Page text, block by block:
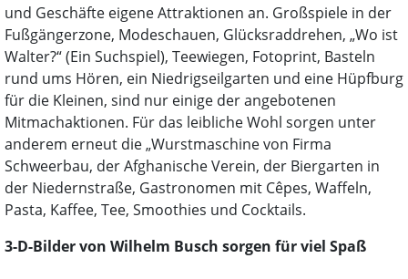
und Geschäfte eigene Attraktionen an. Großspiele in der
Fußgängerzone, Modeschauen, Glücksraddrehen, „Wo ist
Walter?“ (Ein Suchspiel), Teewiegen, Fotoprint, Basteln
rund ums Hören, ein Niedrigseilgarten und eine Hüpfburg
für die Kleinen, sind nur einige der angebotenen
Mitmachaktionen. Für das leibliche Wohl sorgen unter
anderem erneut die „Wurstmaschine von Firma
Schweerbau, der Afghanische Verein, der Biergarten in
der Niedernstraße, Gastronomen mit Cêpes, Waffeln,
Pasta, Kaffee, Tee, Smoothies und Cocktails.
3-D-Bilder von Wilhelm Busch sorgen für viel Spaß